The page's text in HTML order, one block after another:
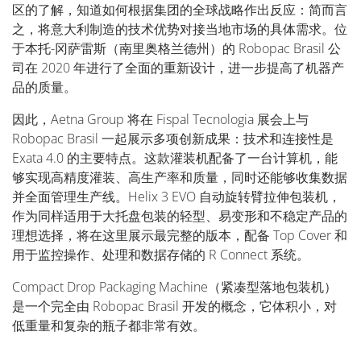
区的了解，知道如何根据集团的全球战略作出反应：简而言
之，将意大利制造的技术优势对接当地市场的具体需求。位
于本托-冈萨雷斯（南里奥格兰德州）的 Robopac Brasil 公
司在 2020 年进行了全面的重新设计，进一步提高了机器产
品的质量。
因此，Aetna Group 将在 Fispal Tecnologia 展会上与
Robopac Brasil 一起展示多项创新成果：技术和连接性是
Exata 4.0 的主要特点。这款灌装机配备了一台计算机，能
够实现高精度灌装、高生产率和质量，同时还能够收集数据
并全面管理生产线。Helix 3 EVO 自动旋转臂拉伸包装机，
作为同样适用于大托盘包装的轻型、易变形和不稳定产品的
理想选择，将在这里展示最完整的版本，配备 Top Cover 和
用于监控操作、处理和数据存储的 R Connect 系统。
Compact Drop Packaging Machine（紧凑型落地包装机）
是一个完全由 Robopac Brasil 开发的概念，它体积小，对
低重量和复杂的瓶子都非常有效。